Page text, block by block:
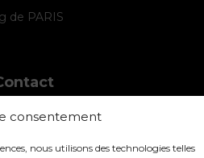
consentement
nous utilisons des technologies telles
de PARIS
Panissières